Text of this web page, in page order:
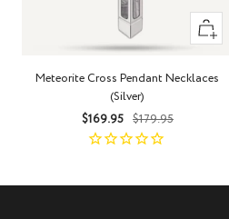
+
Añadir
Meteorite Cross Pendant Necklaces
(Silver)
Precio
de
$169.95
Precio
normal
$179.95